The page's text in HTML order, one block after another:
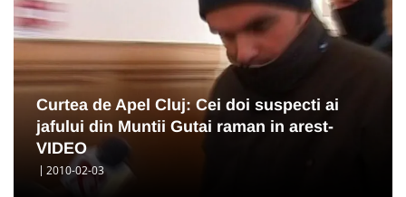
Curtea de Apel Cluj: Cei doi suspecti ai
jafului din Muntii Gutai raman in arest-
VIDEO
2010-02-03